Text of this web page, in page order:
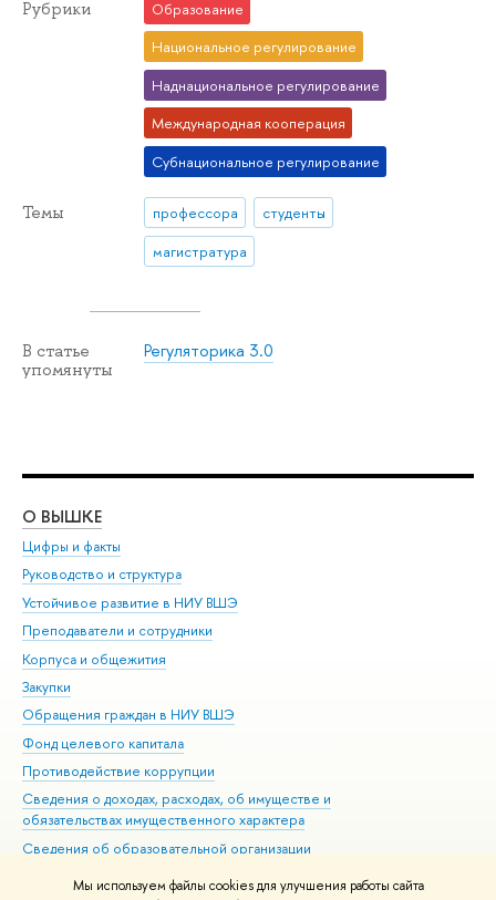
Мы используем файлы cookies для улучшения работы сайта
Рубрики
Образование
Национальное регулирование
Наднациональное регулирование
Международная кооперация
Субнациональное регулирование
Темы профессора
студенты
магистратура
В статье
упомянуты
Регуляторика 3.0
О ВЫШКЕ
Цифры и факты
Руководство и структура
Устойчивое развитие в НИУ ВШЭ
Преподаватели и сотрудники
Корпуса и общежития
Закупки
Обращения граждан в НИУ ВШЭ
Фонд целевого капитала
Противодействие коррупции
Сведения о доходах, расходах, об имуществе и
обязательствах имущественного характера
Сведения об образовательной организации
Людям с ограниченными возможностями здоровья